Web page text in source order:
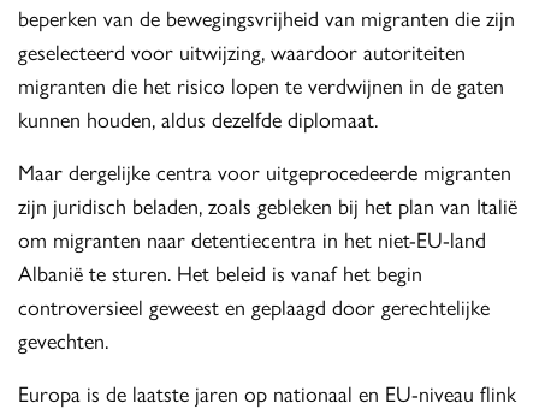
beperken van de bewegingsvrijheid van migranten die zijn
geselecteerd voor uitwijzing, waardoor autoriteiten
migranten die het risico lopen te verdwijnen in de gaten
kunnen houden, aldus dezelfde diplomaat.
Maar dergelijke centra voor uitgeprocedeerde migranten
zijn juridisch beladen, zoals gebleken bij het plan van Italië
om migranten naar detentiecentra in het niet-EU-land
Albanië te sturen. Het beleid is vanaf het begin
controversieel geweest en geplaagd door gerechtelijke
gevechten.
Europa is de laatste jaren op nationaal en EU-niveau flink